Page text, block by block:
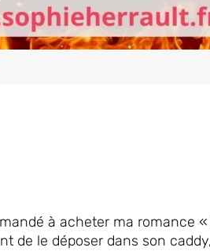
à acheter ma romance
de le déposer dans son